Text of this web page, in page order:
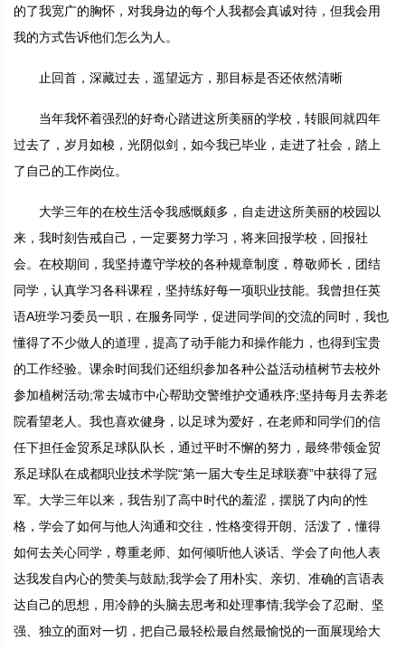
的了我宽广的胸怀，对我身边的每个人我都会真诚对待，但我会用
我的方式告诉他们怎么为人。
止回首，深藏过去，遥望远方，那目标是否还依然清晰
当年我怀着强烈的好奇心踏进这所美丽的学校，转眼间就四年
过去了，岁月如梭，光阴似剑，如今我已毕业，走进了社会，踏上
了自己的工作岗位。
大学三年的在校生活令我感慨颇多，自走进这所美丽的校园以
来，我时刻告戒自己，一定要努力学习，将来回报学校，回报社
会。在校期间，我坚持遵守学校的各种规章制度，尊敬师长，团结
同学，认真学习各科课程，坚持练好每一项职业技能。我曾担任英
语A班学习委员一职，在服务同学，促进同学间的交流的同时，我也
懂得了不少做人的道理，提高了动手能力和操作能力，也得到宝贵
的工作经验。课余时间我们还组织参加各种公益活动植树节去校外
参加植树活动;常去城市中心帮助交警维护交通秩序;坚持每月去养老
院看望老人。我也喜欢健身，以足球为爱好，在老师和同学们的信
任下担任金贸系足球队队长，通过平时不懈的努力，最终带领金贸
系足球队在成都职业技术学院“第一届大专生足球联赛”中获得了冠
军。大学三年以来，我告别了高中时代的羞涩，摆脱了内向的性
格，学会了如何与他人沟通和交往，性格变得开朗、活泼了，懂得
如何去关心同学，尊重老师、如何倾听他人谈话、学会了向他人表
达我发自内心的赞美与鼓励;我学会了用朴实、亲切、准确的言语表
达自己的思想，用冷静的头脑去思考和处理事情;我学会了忍耐、坚
强、独立的面对一切，把自己最轻松最自然最愉悦的一面展现给大